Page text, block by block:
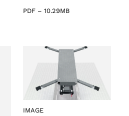
PDF – 10.29MB
IMAGE